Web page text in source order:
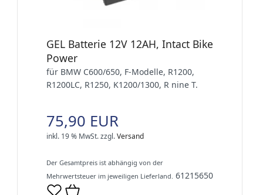
GEL Batterie 12V 12AH, Intact Bike
Power
für BMW C600/650, F-Modelle, R1200,
R1200LC, R1250, K1200/1300, R nine T.
75,90 EUR
inkl. 19 % MwSt.zzgl.Versand
Der Gesamtpreis ist abhängig von der
Mehrwertsteuer im jeweiligen Lieferland. 61215650